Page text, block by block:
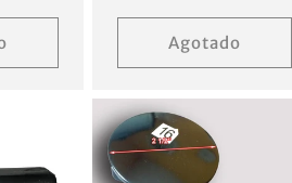
habitual
Agotado